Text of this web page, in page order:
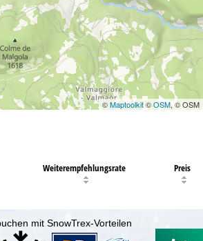
©Maptoolkit©OSM, © OSM
Weiterempfehlungsrate Preis
mit SnowTrex-Vorteilen